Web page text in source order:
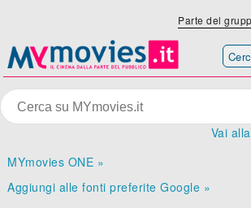
Parte del
Vai
MYmovies ONE »
Aggiungi alle fonti preferite Google »